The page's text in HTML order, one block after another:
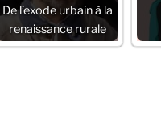
De l’exode urbain à la
renaissance rurale